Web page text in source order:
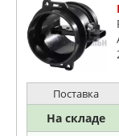
Поставка
На складе